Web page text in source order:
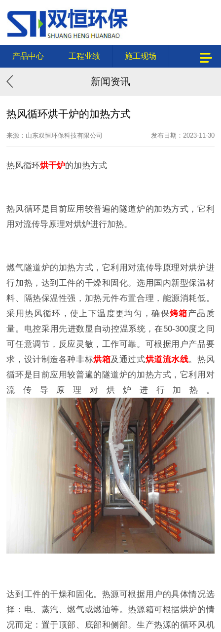
产品中心 工程业绩 施工现场
新闻资讯
热风循环烘干炉的加热方式
来源：山东双恒环保科技有限公司 发布日期：2023-11-30
热风循环烘干炉的加热方式
热风循环是目前应用较普遍的隧道炉的加热方式，它利
用对流传导原理对烘炉进行加热。
燃气隧道炉的加热方式，它利用对流传导原理对烘炉进
行加热，达到工件的干燥和固化。选用国内新型保温材
料、隔热保温性强，加热元件布置合理，能源消耗低。
采用热风循环，使上下温度更均匀，确保烤箱产品质
量。电控采用先进数显自动控温系统，在50-300度之间
可任意调节，反应灵敏，工作可靠。可根据用户产品要
求，设计制造各种非标烘箱及通过式烘道流水线。热风
循环是目前应用较普遍的隧道炉的加热方式，它利用对
流传导原理对烘炉进行加热。
达到工件的干燥和固化。热源可根据用户的具体情况选
择：电、蒸汽、燃气或燃油等。热源箱可根据烘炉的情
况而定：置于顶部、底部和侧部。生产热源的循环风机